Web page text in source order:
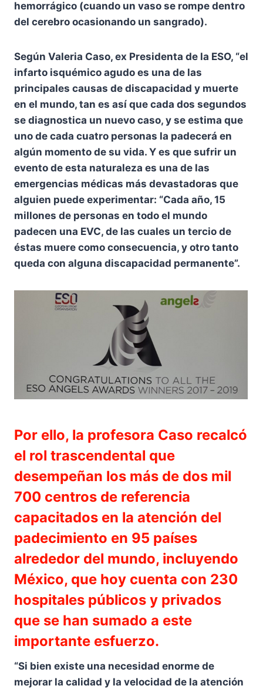
hemorrágico (cuando un vaso se rompe dentro
del cerebro ocasionando un sangrado).
Según Valeria Caso, ex Presidenta de la ESO, “el
infarto isquémico agudo es una de las
principales causas de discapacidad y muerte
en el mundo, tan es así que cada dos segundos
se diagnostica un nuevo caso, y se estima que
uno de cada cuatro personas la padecerá en
algún momento de su vida. Y es que sufrir un
evento de esta naturaleza es una de las
emergencias médicas más devastadoras que
alguien puede experimentar: “Cada año, 15
millones de personas en todo el mundo
padecen una EVC, de las cuales un tercio de
éstas muere como consecuencia, y otro tanto
queda con alguna discapacidad permanente”.
Por ello, la profesora Caso recalcó
el rol trascendental que
desempeñan los más de dos mil
700 centros de referencia
capacitados en la atención del
padecimiento en 95 países
alrededor del mundo, incluyendo
México, que hoy cuenta con 230
hospitales públicos y privados
que se han sumado a este
importante esfuerzo.
“Si bien existe una necesidad enorme de
mejorar la calidad y la velocidad de la atención